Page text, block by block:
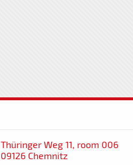
Thüringer Weg 11, room 006
09126 Chemnitz